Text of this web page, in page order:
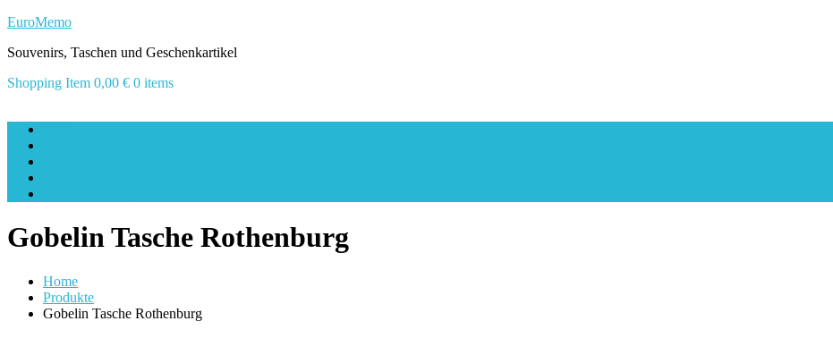
Skip
content
EuroMemo
Souvenirs, Taschen und Geschenkartikel
Shopping Item 0,00 € 0 items
Gobelin Tasche Rothenburg
Home
Produkte
Gobelin Tasche Rothenburg